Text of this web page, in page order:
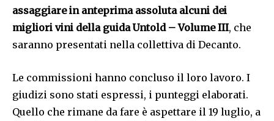
assaggiare in anteprima assoluta alcuni dei
migliori vini della guida Untold – Volume III, che
saranno presentati nella collettiva di Decanto.
Le commissioni hanno concluso il loro lavoro. I
giudizi sono stati espressi, i punteggi elaborati.
Quello che rimane da fare è aspettare il 19 luglio, a